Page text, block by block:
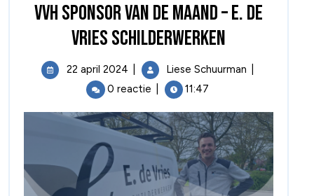
VVH Sponsor van de Maand – E. de
Vries Schilderwerken
22 april 2024 Liese Schuurman
0 reactie
11:47